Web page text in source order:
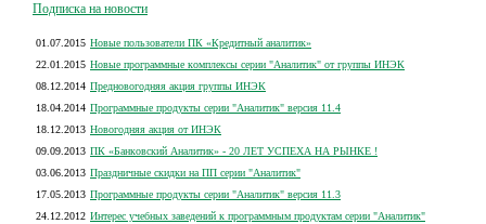
Подписка на новости
01.07.2015 Новые пользователи ПК «Кредитный аналитик»
22.01.2015 Новые программные комплексы серии "Аналитик" от группы ИНЭК
08.12.2014 Предновогодняя акция группы ИНЭК
18.04.2014 Программные продукты серии "Аналитик" версия 11.4
18.12.2013 Новогодняя акция от ИНЭК
09.09.2013 ПК «Банковский Аналитик» - 20 ЛЕТ УСПЕХА НА РЫНКЕ !
03.06.2013 Праздничные скидки на ПП серии "Аналитик"
17.05.2013 Программные продукты серии "Аналитик" версия 11.3
24.12.2012 Интерес учебных заведений к программным продуктам серии "Аналитик"